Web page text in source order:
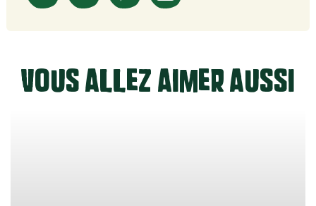
Vous allez aimer aussi